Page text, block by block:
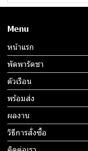
Menu
หน้าแรก
พัดพารัดชา
ตัวเรือน
พร้อมส่ง
ผลงาน
วิธีการสั่งซื้อ